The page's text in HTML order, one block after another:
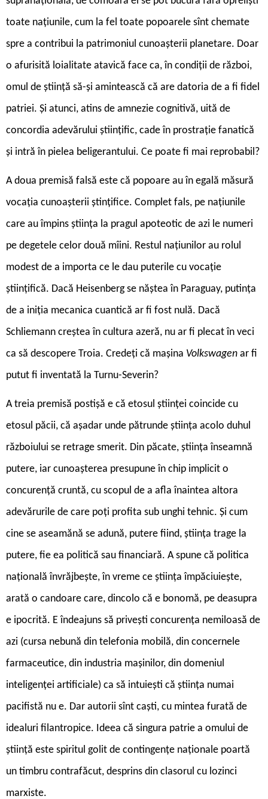
toate națiunile, cum la fel toate popoarele sînt chemate
spre a contribui la patrimoniul cunoașterii planetare. Doar
o afurisită loialitate atavică face ca, în condiții de război,
omul de știință să-și amintească că are datoria de a fi fidel
patriei. Și atunci, atins de amnezie cognitivă, uită de
concordia adevărului științific, cade în prostrație fanatică
și intră în pielea beligerantului. Ce poate fi mai reprobabil?
A doua premisă falsă este că popoare au în egală măsură
vocația cunoașterii ștințifice. Complet fals, pe națiunile
care au împins știința la pragul apoteotic de azi le numeri
pe degetele celor două mîini. Restul națiunilor au rolul
modest de a importa ce le dau puterile cu vocație
științifică. Dacă Heisenberg se năștea în Paraguay, putința
de a iniția mecanica cuantică ar fi fost nulă. Dacă
Schliemann creștea în cultura azeră, nu ar fi plecat în veci
ca să descopere Troia. Credeți că mașina Volkswagen ar fi
putut fi inventată la Turnu-Severin?
A treia premisă postișă e că etosul științei coincide cu
etosul păcii, că așadar unde pătrunde știința acolo duhul
războiului se retrage smerit. Din păcate, știința înseamnă
putere, iar cunoașterea presupune în chip implicit o
concurență cruntă, cu scopul de a afla înaintea altora
adevărurile de care poți profita sub unghi tehnic. Și cum
cine se aseamănă se adună, putere fiind, știința trage la
putere, fie ea politică sau financiară. A spune că politica
națională învrăjbește, în vreme ce știința împăciuiește,
arată o candoare care, dincolo că e bonomă, pe deasupra
e ipocrită. E îndeajuns să privești concurența nemiloasă de
azi (cursa nebună din telefonia mobilă, din concernele
farmaceutice, din industria mașinilor, din domeniul
inteligenței artificiale) ca să intuiești că știința numai
pacifistă nu e. Dar autorii sînt caști, cu mintea furată de
idealuri filantropice. Ideea că singura patrie a omului de
știință este spiritul golit de contingențe naționale poartă
un timbru contrafăcut, desprins din clasorul cu lozinci
marxiste.